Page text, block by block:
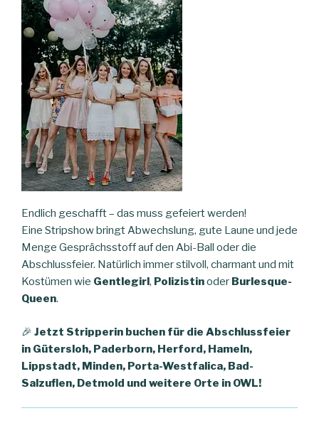
Endlich geschafft – das muss gefeiert werden!
Eine Stripshow bringt Abwechslung, gute Laune und jede
Menge Gesprächsstoff auf den Abi-Ball oder die
Abschlussfeier. Natürlich immer stilvoll, charmant und mit
Kostümen wie Gentlegirl, Polizistinoder Burlesque-
Queen.
🎉 Jetzt Stripperin buchen für die Abschlussfeier
in Gütersloh, Paderborn, Herford, Hameln,
Lippstadt, Minden, Porta-Westfalica, Bad-
Salzuflen, Detmold und weitere Orte in OWL!